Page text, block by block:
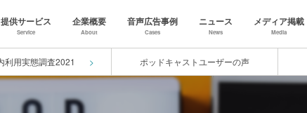
提供サービス
Service
企業概要
About
音声広告事例
Cases
ニュース
News
メディア掲載
Media
利用実態調査2021 ポッドキャストユーザーの声